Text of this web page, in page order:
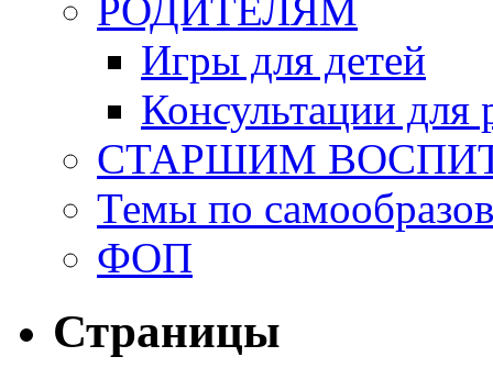
РОДИТЕЛЯМ
Игры для детей
Консультации для
СТАРШИМ
Темы по
ФОП
Страницы